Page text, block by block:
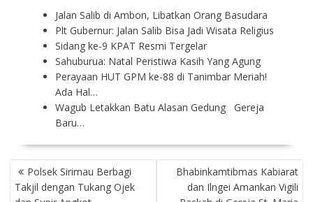
Jalan Salib di Ambon, Libatkan Orang Basudara
Plt Gubernur: Jalan Salib Bisa Jadi Wisata Religius
Sidang ke-9 KPAT Resmi Tergelar
Sahuburua: Natal Peristiwa Kasih Yang Agung
Perayaan HUT GPM ke-88 di Tanimbar Meriah!
Ada Hal…
Wagub Letakkan Batu Alasan Gedung Gereja
Baru…
P
O
S
Polsek Sirimau Berbagi
Takjil dengan Tukang Ojek
Bhabinkamtibmas Kabiarat
dan Ilngei Amankan Vigili